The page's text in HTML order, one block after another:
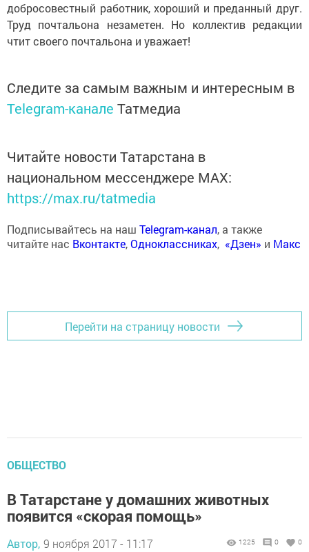
добросовестный работник, хороший и преданный друг.
Труд почтальона незаметен. Но коллектив редакции
чтит своего почтальона и уважает!
Следите за самым важным и интересным в
Telegram-канале Татмедиа
Читайте новости Татарстана в
национальном мессенджере MАХ:
https://max.ru/tatmedia
Подписывайтесь на наш Telegram-канал, а также
читайте нас Вконтакте,Одноклассниках, «Дзен» и Макс
Перейти на страницу новости
ОБЩЕСТВО
В Татарстане у домашних животных
появится «скорая помощь»
Автор, 9 ноября 2017 - 11:17 1225 0 0